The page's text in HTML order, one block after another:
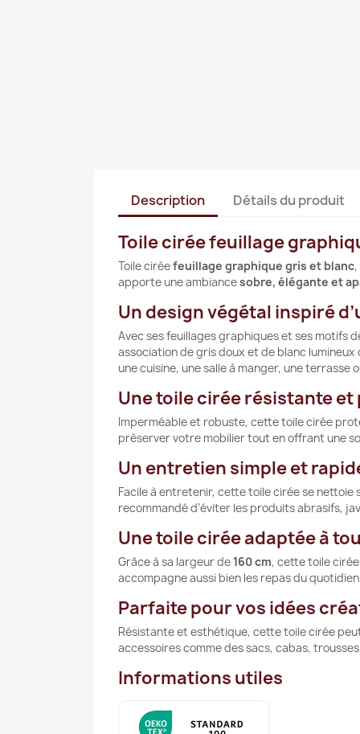
Description Détails du produit
Toile cirée feuillage
Toile ciréefeuillage graphique gris et blanc,
apporte une ambiancesobre, élégante et
Un design végétal inspiré
Avec ses feuillages graphiques et ses
association de gris doux et de blanc
une cuisine, une salle à manger, une terrasse
Une toile cirée résistante
Imperméable et robuste, cette toile cirée
préserver votre mobilier tout en offrant une
Un entretien simple et
Facile à entretenir, cette toile cirée se
recommandé d’éviter les produits abrasifs,
Une toile cirée adaptée à
Grâce à sa largeur de160 cm, cette toile
accompagne aussi bien les repas du
Parfaite pour vos idées
Résistante et esthétique, cette toile cirée
accessoires comme des sacs, cabas,
Informations utiles